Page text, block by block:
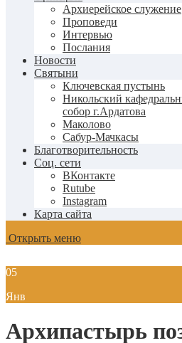
Архиерейское служение
Проповеди
Интервью
Послания
Новости
Святыни
Ключевская пустынь
Никольский
собор г.Ардатова
Маколово
Сабур-Мачкасы
Благотворительность
Соц. сети
ВКонтакте
Rutube
Instagram
Карта сайта
Открыть меню
05
Янв
Архипастырь